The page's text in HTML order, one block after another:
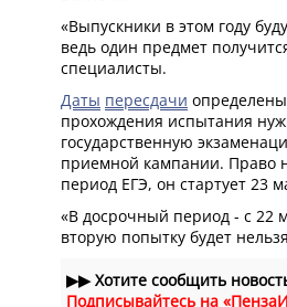
«Выпускники в этом году
ведь один предмет
специалисты.
Даты пересдачи
прохождения испытания
государственную
приемной кампании. Право
период ЕГЭ, он стартует 23
«В досрочный период - с 22
вторую попытку будет
▶▶Хотите сообщить
Подписывайтесь на